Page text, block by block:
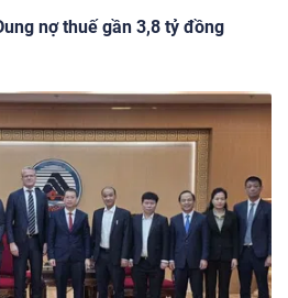
nợ thuế gần 3,8 tỷ đồng